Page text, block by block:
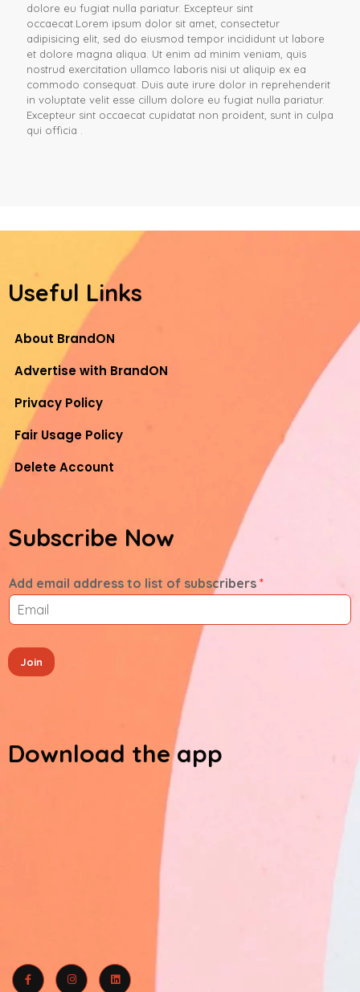
dolore eu fugiat nulla pariatur. Excepteur sint
occaecat.Lorem ipsum dolor sit amet, consectetur
adipisicing elit, sed do eiusmod tempor incididunt ut labore
et dolore magna aliqua. Ut enim ad minim veniam, quis
nostrud exercitation ullamco laboris nisi ut aliquip ex ea
commodo consequat. Duis aute irure dolor in reprehenderit
in voluptate velit esse cillum dolore eu fugiat nulla pariatur.
Excepteur sint occaecat cupidatat non proident, sunt in culpa
qui officia .
Useful Links
About BrandON
Advertise with BrandON
Privacy Policy
Fair Usage Policy
Delete Account
Subscribe Now
Add email address to list of subscribers *
Join
Download the app